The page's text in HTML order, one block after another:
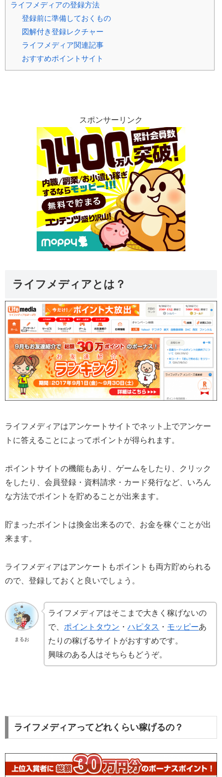
ライフメディアの登録方法
登録前に準備しておくもの
図解付き登録レクチャー
ライフメディア関連記事
おすすめポイントサイト
スポンサーリンク
ライフメディアとは？
ライフメディアはアンケートサイトでネット上でアンケー
トに答えることによってポイントが得られます。
ポイントサイトの機能もあり、ゲームをしたり、クリック
をしたり、会員登録・資料請求・カード発行など、いろん
な方法でポイントを貯めることが出来ます。
貯まったポイントは換金出来るので、お金を稼ぐことが出
来ます。
ライフメディアはアンケートもポイントも両方貯められる
ので、登録しておくと良いでしょう。
まるお
ライフメディアはそこまで大きく稼げないの
で、ポイントタウン ・ハピタス ・ モッピーあ
たりの稼げるサイトがおすすめです。
興味のある人はそちらもどうぞ。
ライフメディアってどれくらい稼げるの？